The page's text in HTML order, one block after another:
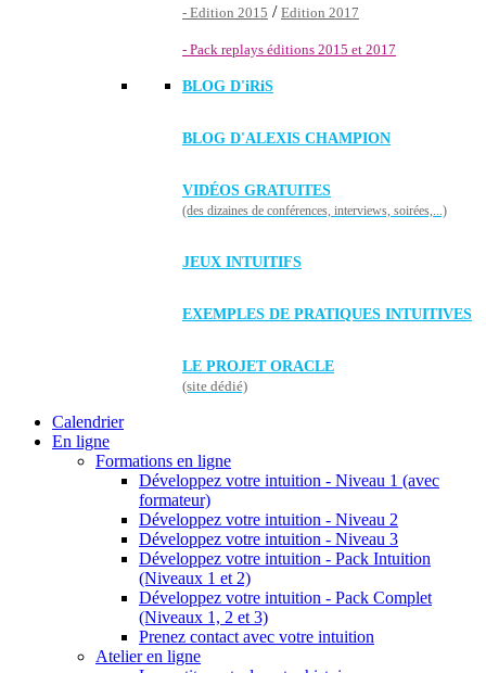
- Edition 2015 / Edition 2017
- Pack replays éditions 2015 et 2017
BLOG D'iRiS
BLOG D'ALEXIS CHAMPION
VIDÉOS GRATUITES
(des dizaines de conférences, interviews, soirées,...)
JEUX INTUITIFS
EXEMPLES DE PRATIQUES INTUITIVES
LE PROJET ORACLE
(site dédié)
Calendrier
En ligne
Formations en ligne
Développez votre intuition - Niveau 1 (avec
formateur)
Développez votre intuition - Niveau 2
Développez votre intuition - Niveau 3
Développez votre intuition - Pack Intuition
(Niveaux 1 et 2)
Développez votre intuition - Pack Complet
(Niveaux 1, 2 et 3)
Prenez contact avec votre intuition
Atelier en ligne